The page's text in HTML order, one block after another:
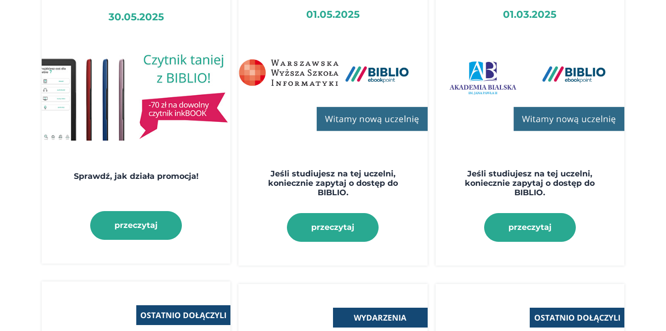
30.05.2025
Sprawdź, jak działa promocja!
przeczytaj
01.05.2025
Jeśli studiujesz na tej uczelni,
koniecznie zapytaj o dostęp do
BIBLIO.
przeczytaj
01.03.2025
Jeśli studiujesz na tej uczelni,
koniecznie zapytaj o dostęp do
BIBLIO.
przeczytaj
OSTATNIO DOŁĄCZYLI WYDARZENIA OSTATNIO DOŁĄCZYLI